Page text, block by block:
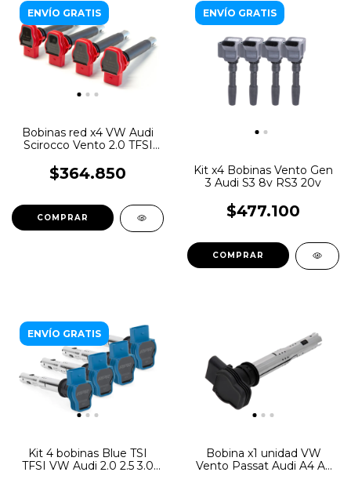
ENVÍO GRATIS
Bobinas red x4 VW Audi
Scirocco Vento 2.0 TFSI
$364.850
ENVÍO GRATIS
Kit x4 Bobinas Vento Gen
3 Audi S3 8v RS3 20v
$477.100
ENVÍO GRATIS
Kit 4 bobinas Blue TSI
TFSI VW Audi 2.0 2.5 3.0
Bobina x1 unidad VW
Vento Passat Audi A4 A3